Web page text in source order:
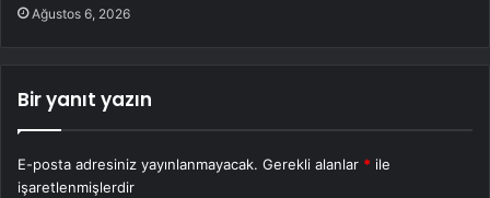
Ağustos 6, 2026
Bir yanıt yazın
E-posta adresiniz yayınlanmayacak. Gerekli alanlar * ile
işaretlenmişlerdir